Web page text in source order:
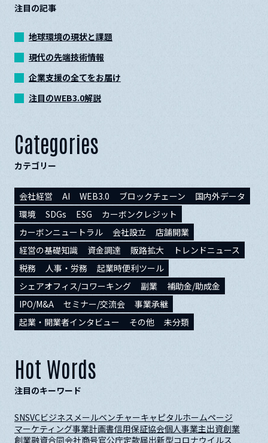
注目の記事
地球環境の現状と課題
現代の先端技術情報
企業支援の全てをお届け
注目のWEB3.0解説
Categories
カテゴリー
会社経営 AI WEB3.0 ブロックチェーン
国内外データ
環境
SDGs ESG
カーボンクレジット
カーボンニュートラル
会社設立
店舗開業
経営の基礎知識
資金調達 販路拡大
トレンドニュース
税務
人事・労務
起業時便利ツール
シェアオフィス/コワーキング
副業
補助金/助成金
IPO/M&A
セミナー/交流会
事業承継
起業・開業者インタビュー
その他 未分類
Hot Words
注目のキーワード
SNSVCビジネスメールベンチャーキャピタルホームページ
マーケティング事業計画書信用保証協会個人事業主出資創業
創業融資合同会社商号官公庁定款届出新型コロナウイルス